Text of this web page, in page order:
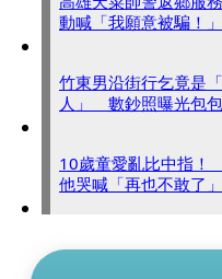
動喊「我願意被騙！」
竹東男沿街行乞竟是
人」 數鈔照曝光包
10歲童愛亂比中指
他哭喊「再也不敢了」